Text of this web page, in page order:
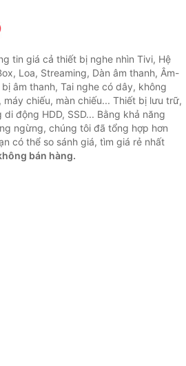
tin giá cả thiết bị nghe nhìn Tivi, Hệ
Loa, Streaming, Dàn âm thanh, Âm-
âm thanh, Tai nghe có dây, không
chiếu, màn chiếu... Thiết bị lưu trữ,
động HDD, SSD... Bằng khả năng
ngừng, chúng tôi đã tổng hợp hơn
có thể so sánh giá, tìm giá rẻ nhất
bán hàng.